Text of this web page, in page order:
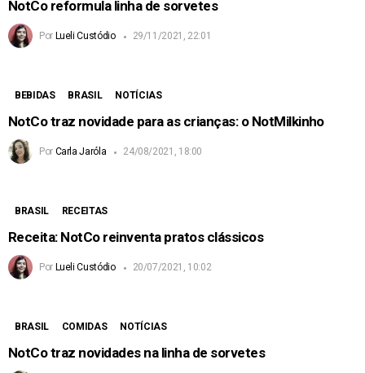
NotCo reformula linha de sorvetes
Por Lueli Custódio 29/11/2021, 22:01
BEBIDAS BRASIL NOTÍCIAS
NotCo traz novidade para as crianças: o NotMilkinho
Por Carla Jaróla 24/08/2021, 18:00
BRASIL RECEITAS
Receita: NotCo reinventa pratos clássicos
Por Lueli Custódio 20/07/2021, 10:02
BRASIL COMIDAS NOTÍCIAS
NotCo traz novidades na linha de sorvetes